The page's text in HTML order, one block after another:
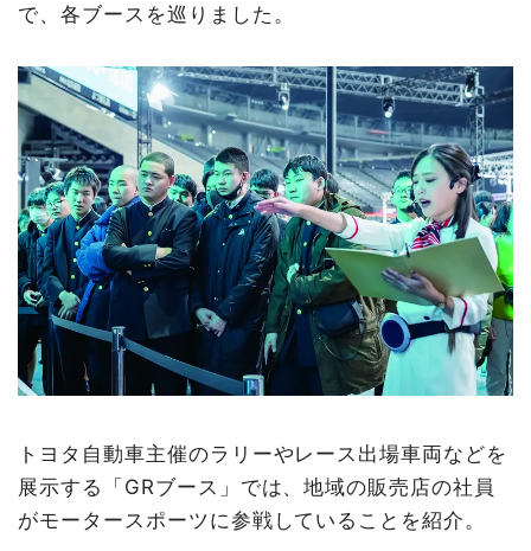
で、各ブースを巡りました。
トヨタ自動車主催のラリーやレース出場車両などを
展示する「GRブース」では、地域の販売店の社員
がモータースポーツに参戦していることを紹介。